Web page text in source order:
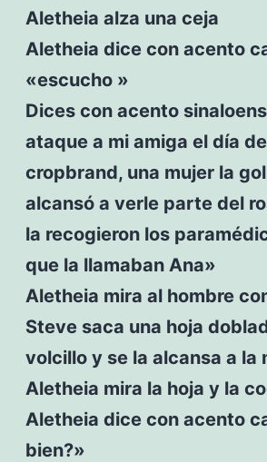
Aletheia alza una ceja
Aletheia dice con acento
«escucho »
Dices con acento
ataque a mi amiga el día
cropbrand, una mujer la
alcansó a verle parte del
la recogieron los
que la llamaban Ana»
Aletheia mira al hombre
Steve saca una hoja
volcillo y se la alcansa a la
Aletheia mira la hoja y la
Aletheia dice con acento
bien?»